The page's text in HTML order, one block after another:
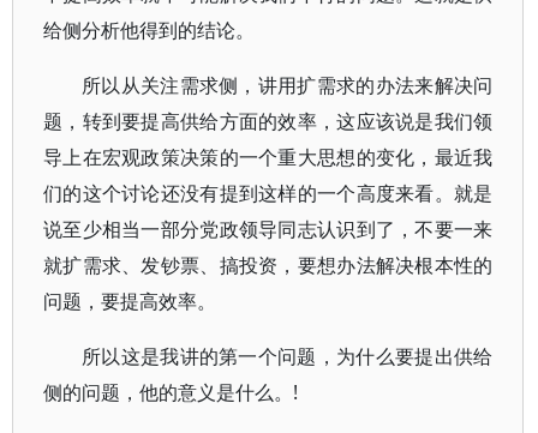
给侧分析他得到的结论。
所以从关注需求侧，讲用扩需求的办法来解决问
题，转到要提高供给方面的效率，这应该说是我们领
导上在宏观政策决策的一个重大思想的变化，最近我
们的这个讨论还没有提到这样的一个高度来看。就是
说至少相当一部分党政领导同志认识到了，不要一来
就扩需求、发钞票、搞投资，要想办法解决根本性的
问题，要提高效率。
所以这是我讲的第一个问题，为什么要提出供给
侧的问题，他的意义是什么。!